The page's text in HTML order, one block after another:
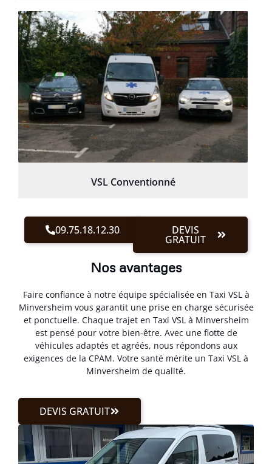
VSL Conventionné
09.75.18.12.30 DEVIS
GRATUIT
Nos avantages
Faire confiance à notre équipe spécialisée en Taxi VSL à
Minversheim vous garantit une prise en charge sécurisée
et ponctuelle. Chaque trajet en Taxi VSL à Minversheim
est pensé pour votre bien-être. Avec une flotte de
véhicules adaptés et agréés, nous répondons aux
exigences de la CPAM. Votre santé mérite un Taxi VSL à
Minversheim de qualité.
DEVIS GRATUIT